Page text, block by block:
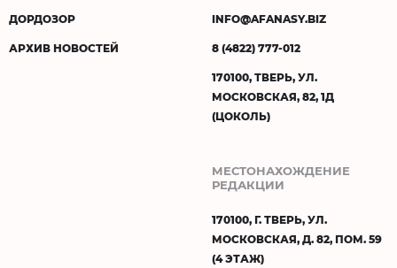
ДОРДОЗОР
АРХИВ НОВОСТЕЙ
INFO@AFANASY.BIZ
8 (4822) 777-012
170100, ТВЕРЬ, УЛ.
МОСКОВСКАЯ, 82, 1Д
(ЦОКОЛЬ)
МЕСТОНАХОЖДЕНИЕ
РЕДАКЦИИ
170100, Г. ТВЕРЬ, УЛ.
МОСКОВСКАЯ, Д. 82, ПОМ. 59
(4 ЭТАЖ)